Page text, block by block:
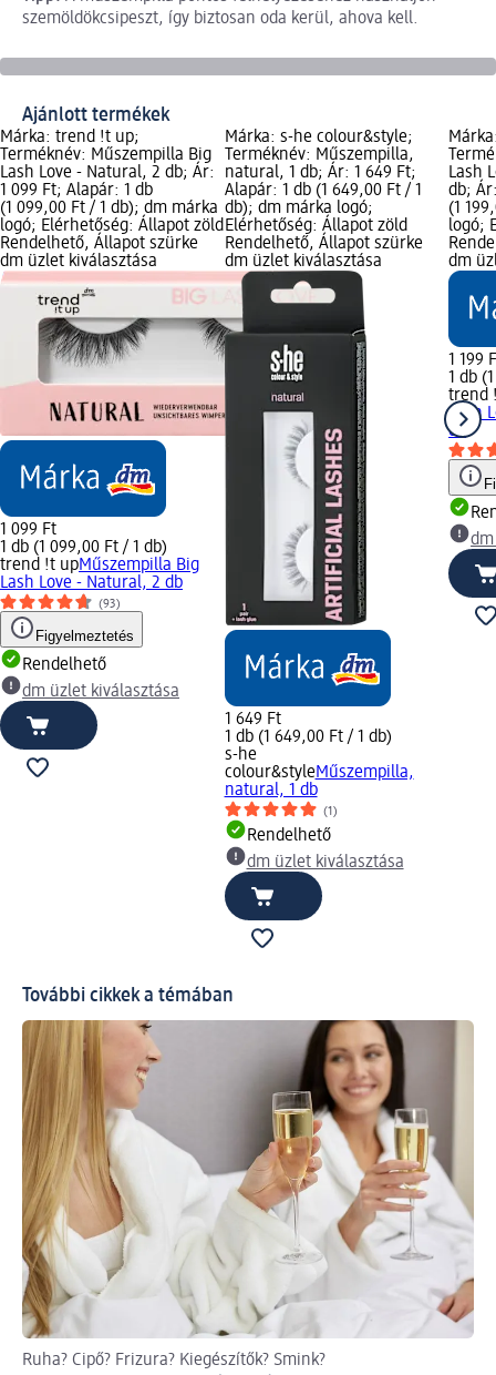
szemöldökcsipeszt, így biztosan oda kerül, ahova kell.
Ajánlott termékek
Márka: trend !t up;
Terméknév: Műszempilla Big
Lash Love - Natural, 2 db; Ár:
1 099 Ft; Alapár: 1 db
(1 099,00 Ft / 1 db); dm márka
logó; Elérhetőség: Állapot zöld
Rendelhető, Állapot szürke
dm üzlet kiválasztása
1 099 Ft
1 db (1 099,00 Ft / 1 db)
trend !t upMűszempilla Big
Lash Love - Natural, 2 db
(93)
Figyelmeztetés
Rendelhető
dm üzlet kiválasztása
Márka: s-he colour&style;
Terméknév: Műszempilla,
natural, 1 db; Ár: 1 649 Ft;
Alapár: 1 db (1 649,00 Ft / 1
db); dm márka logó;
Elérhetőség: Állapot zöld
Rendelhető, Állapot szürke
dm üzlet kiválasztása
1 649 Ft
1 db (1 649,00 Ft / 1 db)
s-he
colour&styleMűszempilla,
natural, 1 db
(1)
Rendelhető
dm üzlet kiválasztása
Lash
db;
(1
logó;
dm
1 199
1 db
trend
Lash
db
További cikkek a témában
Ruha? Cipő? Frizura? Kiegészítők? Smink?